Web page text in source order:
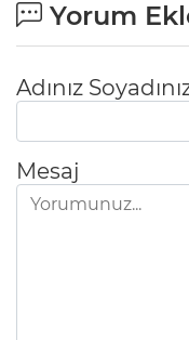
Yorum
Adınız
Mesaj